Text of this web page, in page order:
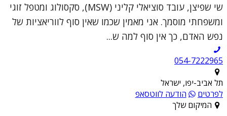
שי שפיצן, עובד סוציאלי קליני (MSW), סקסולוג ומטפל זוגי
ומשפחתי מוסמך. אני מאמין שכמו שאין סוף לווריאציות של
נפש האדם, כך אין סוף למה ש...
054-7222965
תל אביב-יפו, ישראל
לפרטים
הודעה לווטסאפ
המיקום שלך